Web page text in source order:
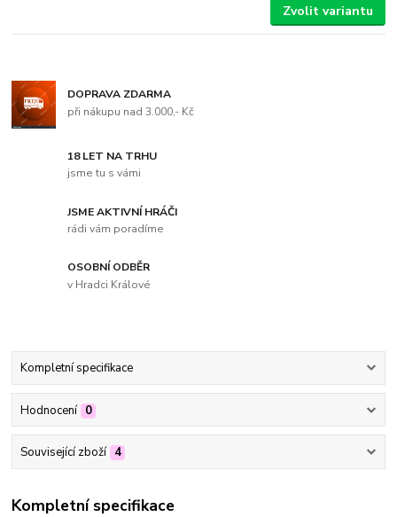
Zvolit variantu
DOPRAVA ZDARMA
při nákupu nad 3.000,- Kč
18 LET NA TRHU
jsme tu s vámi
JSME AKTIVNÍ HRÁČI
rádi vám poradíme
OSOBNÍ ODBĚR
v Hradci Králové
Kompletní specifikace
Hodnocení 0
Související zboží 4
Kompletní specifikace